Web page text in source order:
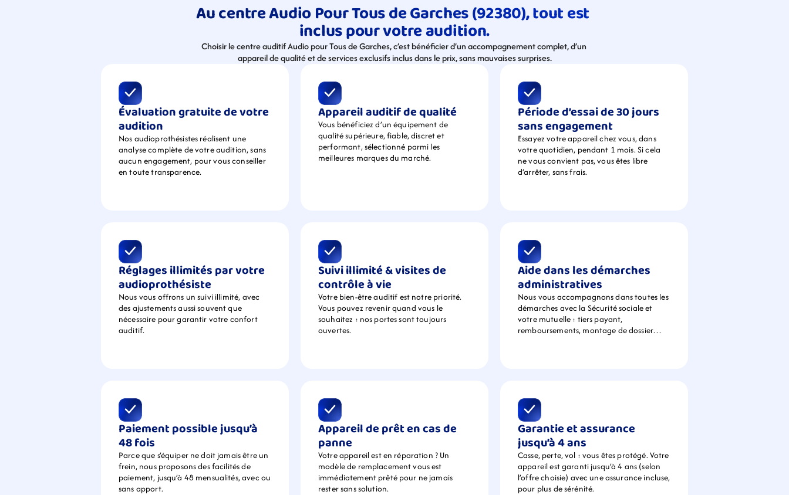
Au centre Audio Pour Tous de Garches (92380), tout est
inclus pour votre audition.
Choisir le centre auditif Audio pour Tous de Garches, c’est bénéficier d’un accompagnement complet, d’un
appareil de qualité et de services exclusifs inclus dans le prix, sans mauvaises surprises.
Évaluation gratuite de votre
audition
Nos audioprothésistes réalisent une
analyse complète de votre audition, sans
aucun engagement, pour vous conseiller
en toute transparence.
Appareil auditif de qualité
Vous bénéficiez d’un équipement de
qualité supérieure, fiable, discret et
performant, sélectionné parmi les
meilleures marques du marché.
Période d’essai de 30 jours
sans engagement
Essayez votre appareil chez vous, dans
votre quotidien, pendant 1 mois. Si cela
ne vous convient pas, vous êtes libre
d’arrêter, sans frais.
Réglages illimités par votre
audioprothésiste
Nous vous offrons un suivi illimité, avec
des ajustements aussi souvent que
nécessaire pour garantir votre confort
auditif.
Suivi illimité & visites de
contrôle à vie
Votre bien-être auditif est notre priorité.
Vous pouvez revenir quand vous le
souhaitez : nos portes sont toujours
ouvertes.
Aide dans les démarches
administratives
Nous vous accompagnons dans toutes les
démarches avec la Sécurité sociale et
votre mutuelle : tiers payant,
remboursements, montage de dossier…
Paiement possible jusqu’à
48 fois
Parce que s’équiper ne doit jamais être un
frein, nous proposons des facilités de
paiement, jusqu’à 48 mensualités, avec ou
sans apport.
Appareil de prêt en cas de
panne
Votre appareil est en réparation ? Un
modèle de remplacement vous est
immédiatement prêté pour ne jamais
rester sans solution.
Garantie et assurance
jusqu’à 4 ans
Casse, perte, vol : vous êtes protégé. Votre
appareil est garanti jusqu’à 4 ans (selon
l’offre choisie) avec une assurance incluse,
pour plus de sérénité.